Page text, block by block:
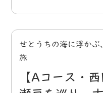
せとうちの海に浮か
旅
【Aコース・